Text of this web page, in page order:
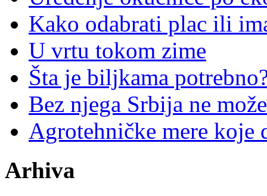
Kako odabrati plac ili
U vrtu tokom zime
Šta je biljkama
Bez njega Srbija ne može
Agrotehničke mere koje
Arhiva